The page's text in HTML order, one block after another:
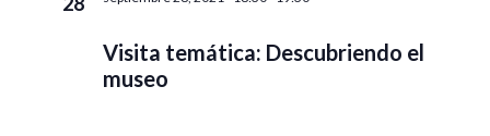
Visita temática: Descubriendo el
museo